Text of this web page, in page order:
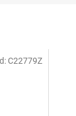
C22779Z